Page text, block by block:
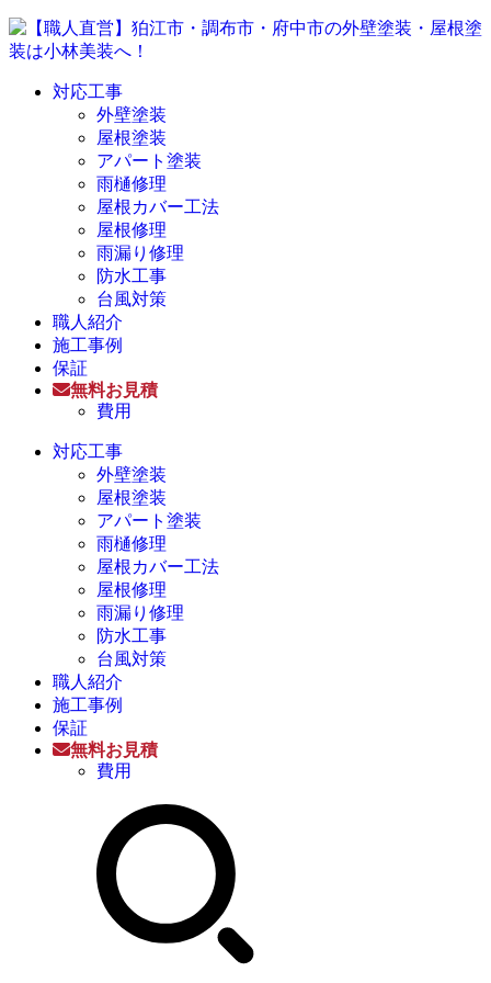
対応工事
外壁塗装
屋根塗装
アパート塗装
雨樋修理
屋根カバー工法
屋根修理
雨漏り修理
防水工事
台風対策
職人紹介
施工事例
保証
無料お見積
費用
対応工事
外壁塗装
屋根塗装
アパート塗装
雨樋修理
屋根カバー工法
屋根修理
雨漏り修理
防水工事
台風対策
職人紹介
施工事例
保証
無料お見積
費用